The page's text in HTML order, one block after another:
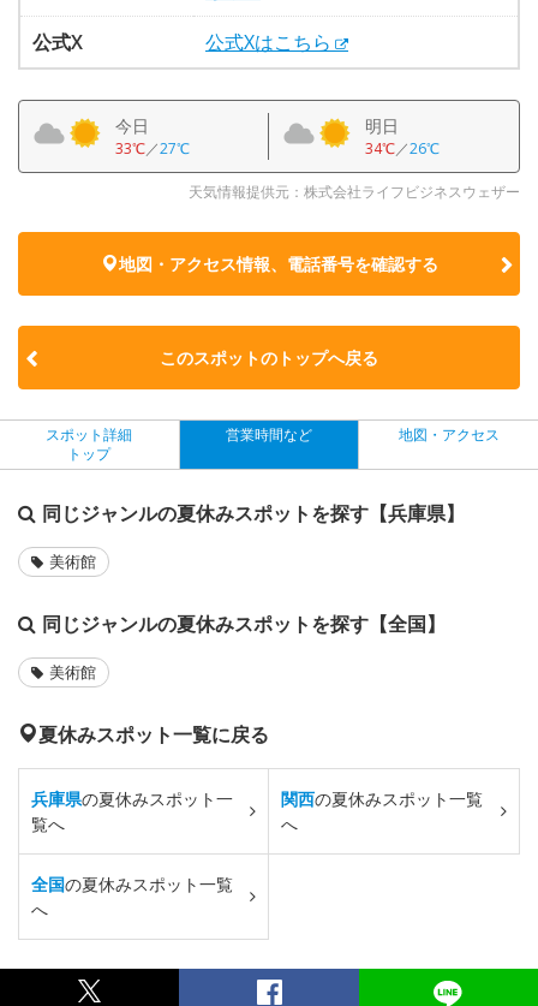
公式X
公式Xはこちら
今日
33℃／27℃
明日
34℃／26℃
天気情報提供元：株式会社ライフビジネスウェザー
地図・アクセス情報、電話番号を確認する
このスポットのトップへ戻る
スポット詳細
トップ
営業時間など 地図・アクセス
同じジャンルの夏休みスポットを探す【兵庫県】
美術館
同じジャンルの夏休みスポットを探す【全国】
美術館
夏休みスポット一覧に戻る
兵庫県の夏休みスポット一
覧へ
関西の夏休みスポット一覧
へ
全国の夏休みスポット一覧
へ